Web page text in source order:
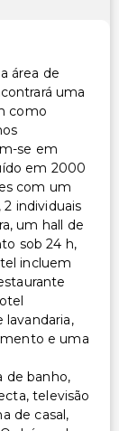
área de
uma
como
se em
em 2000
com um
individuais
um hall de
sob 24 h,
incluem
e uma
de banho,
televisão
de casal,